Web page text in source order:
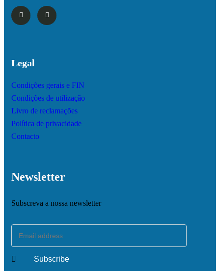
Legal
Condições gerais e FIN
Condições de utilização
Livro de reclamações
Política de privacidade
Contacto
Newsletter
Subscreva a nossa newsletter